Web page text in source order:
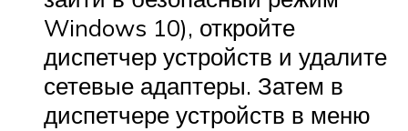
Windows 10), откройте
диспетчер устройств и удалите
сетевые адаптеры. Затем в
диспетчере устройств в меню